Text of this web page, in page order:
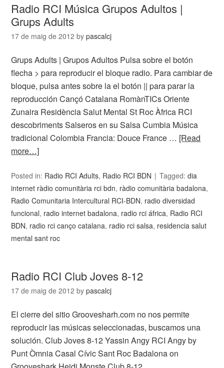
Radio RCI Música Grupos Adultos |
Grups Adults
17 de maig de 2012 bypascalcj
Grups Adults | Grupos Adultos Pulsa sobre el botón
flecha > para reproducir el bloque radio. Para cambiar de
bloque, pulsa antes sobre la el botón || para parar la
reproducción Cançó Catalana RomànTICs Oriente
Zunaira Residència Salut Mental St Roc Àfrica RCI
descobriments Salseros en su Salsa Cumbia Música
tradicional Colombia Francia: Douce France … [Read
more…]
Posted in: Radio RCI Adults, Radio RCI BDN Tagged:dia
internet ràdio comunitària rci bdn, ràdio comunitària badalona,
Radio Comunitaria Intercultural RCI-BDN, radio diversidad
funcional, radio internet badalona, radio rci áfrica, Radio RCI
BDN, radio rci canço catalana, radio rci salsa, residencia salut
mental sant roc
Radio RCI Club Joves 8-12
17 de maig de 2012 bypascalcj
El cierre del sitio Groovesharh.com no nos permite
reproducir las músicas seleccionadas, buscamos una
solución. Club Joves 8-12 Yassin Angy RCI Angy by
Punt Òmnia Casal Cívic Sant Roc Badalona on